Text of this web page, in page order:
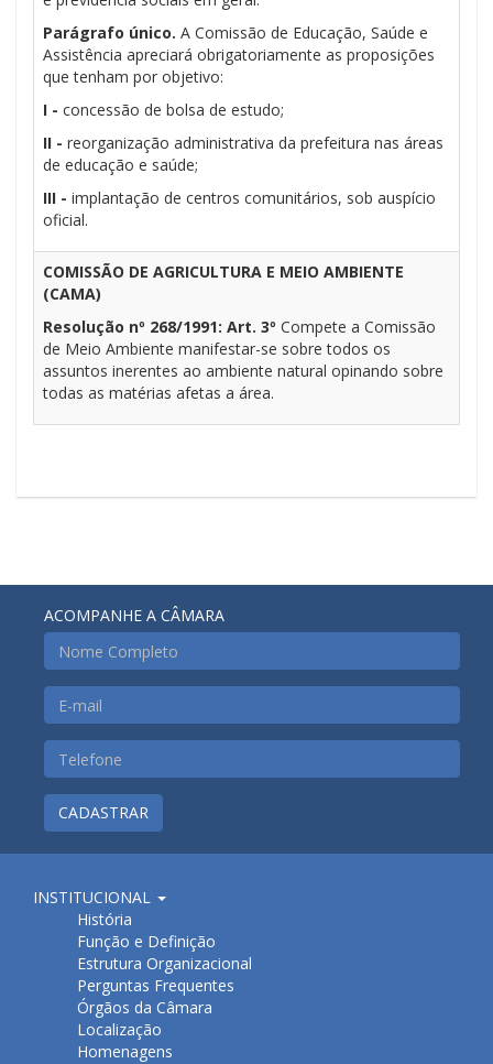
Parágrafo único. A Comissão de Educação, Saúde e
Assistência apreciará obrigatoriamente as proposições
que tenham por objetivo:
I - concessão de bolsa de estudo;
II - reorganização administrativa da prefeitura nas áreas
de educação e saúde;
III - implantação de centros comunitários, sob auspício
oficial.
COMISSÃO DE AGRICULTURA E MEIO AMBIENTE
(CAMA)
Resolução nº 268/1991: Art. 3º Compete a Comissão
de Meio Ambiente manifestar-se sobre todos os
assuntos inerentes ao ambiente natural opinando sobre
todas as matérias afetas a área.
ACOMPANHE A CÂMARA
CADASTRAR
INSTITUCIONAL
História
Função e Definição
Estrutura Organizacional
Perguntas Frequentes
Órgãos da Câmara
Localização
Homenagens